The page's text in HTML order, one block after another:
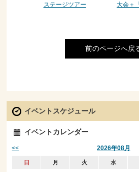
ステージツアー
大会＋
前のページへ戻
イベントスケジュール
イベントカレンダー
2026年08月
<<
日 月 火 水